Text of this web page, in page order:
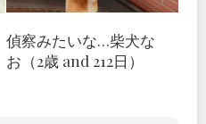
偵察みたいな…柴犬な
お（2歳 and 212日）